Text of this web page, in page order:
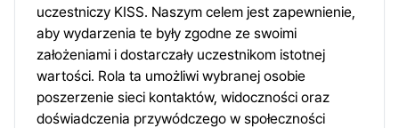
uczestniczy KISS. Naszym celem jest zapewnienie,
aby wydarzenia te były zgodne ze swoimi
założeniami i dostarczały uczestnikom istotnej
wartości. Rola ta umożliwi wybranej osobie
poszerzenie sieci kontaktów, widoczności oraz
doświadczenia przywódczego w społeczności